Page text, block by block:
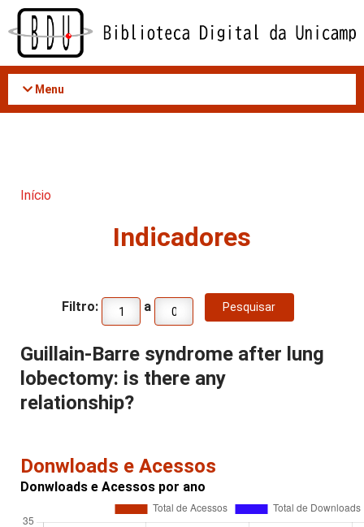
Acessar
conteúdo
Menu
Início
Indicadores
Filtro: a
Guillain-Barre syndrome after lung
lobectomy: is there any
relationship?
Donwloads e Acessos
Donwloads e Acessos por ano